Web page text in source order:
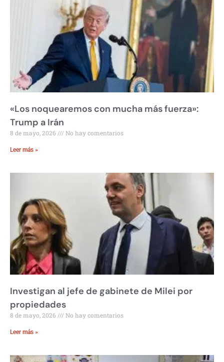
«Los noquearemos con mucha más fuerza»:
Trump a Irán
8 de mayo, 2026 No hay comentarios
Leer más »
Investigan al jefe de gabinete de Milei por
propiedades
8 de mayo, 2026 No hay comentarios
Leer más »